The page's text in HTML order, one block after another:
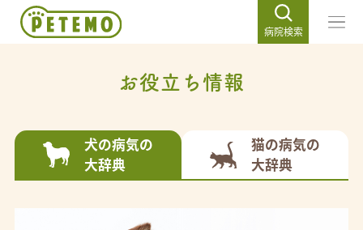
病院検索
お役立ち情報
犬の病気の
大辞典
猫の病気の
大辞典